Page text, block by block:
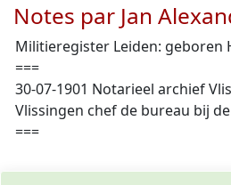
Notes par Jan
Militieregister Leiden: geboren
===
30-07-1901 Notarieel archief
Vlissingen chef de bureau bij
===